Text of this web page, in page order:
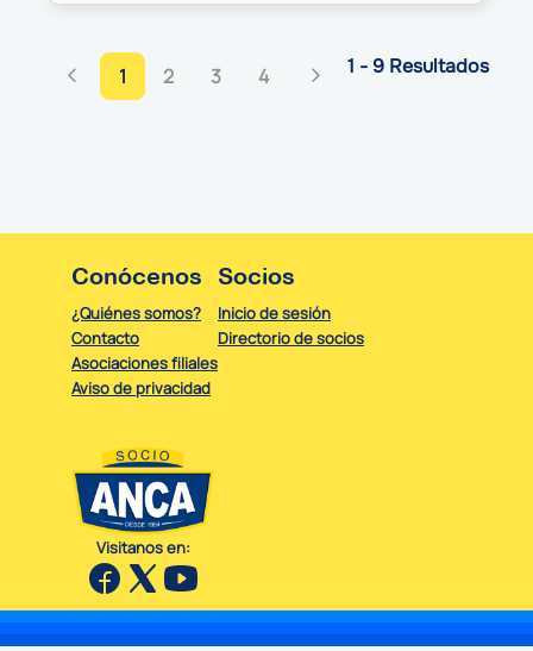
1 2 3 4 1 - 9 Resultados
Conócenos
¿Quiénes somos?
Contacto
Asociaciones filiales
Aviso de privacidad
Socios
Inicio de sesión
Directorio de socios
Visitanos en: